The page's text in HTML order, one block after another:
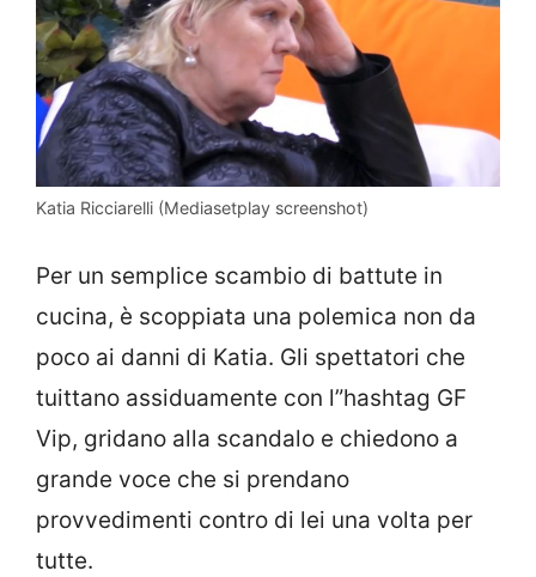
Katia Ricciarelli (Mediasetplay screenshot)
Per un semplice scambio di battute in
cucina, è scoppiata una polemica non da
poco ai danni di Katia. Gli spettatori che
tuittano assiduamente con l”hashtag GF
Vip, gridano alla scandalo e chiedono a
grande voce che si prendano
provvedimenti contro di lei una volta per
tutte.